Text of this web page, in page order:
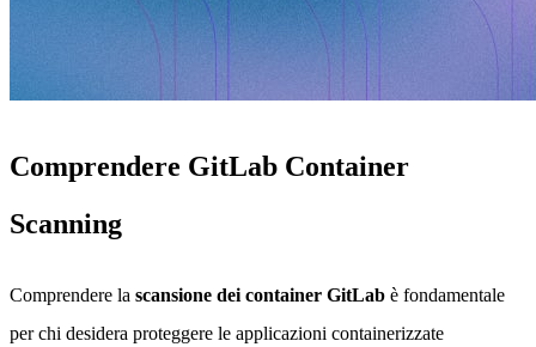
Comprendere GitLab Container
Scanning
Comprendere la scansione dei container GitLab è fondamentale
per chi desidera proteggere le applicazioni containerizzate